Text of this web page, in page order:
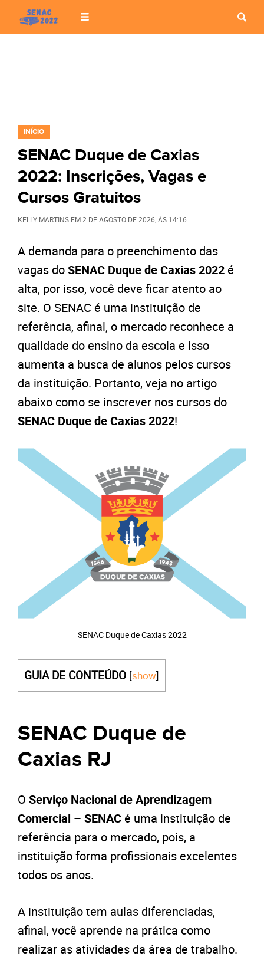
INÍCIO
SENAC Duque de Caxias
2022: Inscrições, Vagas e
Cursos Gratuitos
KELLY MARTINS EM2 DE AGOSTO DE 2026 , ÀS 14:16
A demanda para o preenchimento das
vagas doSENAC Duque de Caxias 2022 é
alta, por isso, você deve ficar atento ao
site. O SENAC é uma instituição de
referência, afinal, o mercado reconhece a
qualidade do ensino da escola e isso
aumenta a busca de alunos pelos cursos
da instituição. Portanto, veja no artigo
abaixo como se inscrever nos cursos do
SENAC Duque de Caxias 2022!
SENAC Duque de Caxias 2022
GUIA DE CONTEÚDO [show]
SENAC Duque de
Caxias RJ
O Serviço Nacional de Aprendizagem
Comercial – SENAC é uma instituição de
referência para o mercado, pois, a
instituição forma profissionais excelentes
todos os anos.
A instituição tem aulas diferenciadas,
afinal, você aprende na prática como
realizar as atividades da área de trabalho.